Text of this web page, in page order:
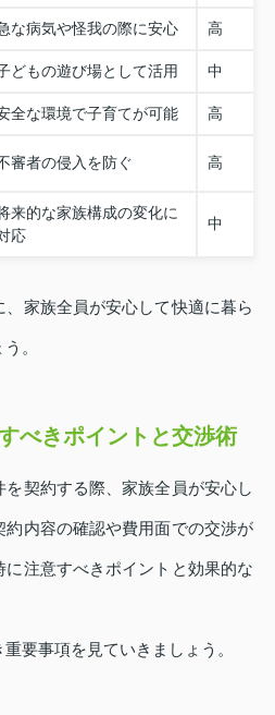
な病気や怪我の際に安心 高
どもの遊び場として活用 中
全な環境で子育てが可能 高
審者の侵入を防ぐ 高
来的な家族構成の変化に
応
中
家族全員が安心して快適に暮ら
。
べきポイントと交渉術
契約する際、家族全員が安心し
内容の確認や費用面での交渉が
注意すべきポイントと効果的な
要事項を見ていきましょう。